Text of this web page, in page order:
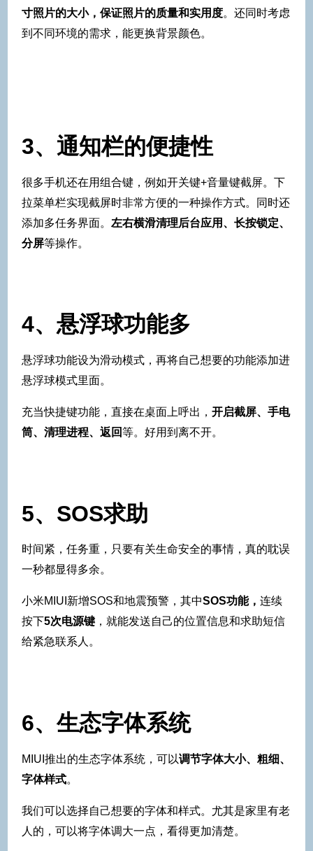
寸照片的大小，保证照片的质量和实用度。还同时考虑
到不同环境的需求，能更换背景颜色。
3、通知栏的便捷性
很多手机还在用组合键，例如开关键+音量键截屏。下
拉菜单栏实现截屏时非常方便的一种操作方式。同时还
添加多任务界面。 左右横滑清理后台应用、长按锁定、
分屏等操作。
4、悬浮球功能多
悬浮球功能设为滑动模式，再将自己想要的功能添加进
悬浮球模式里面。
充当快捷键功能，直接在桌面上呼出， 开启截屏、手电
筒、清理进程、返回等。好用到离不开。
5、SOS求助
时间紧，任务重，只要有关生命安全的事情，真的耽误
一秒都显得多余。
小米MIUI新增SOS和地震预警，其中SOS功能， 连续
按下5次电源键 ，就能发送自己的位置信息和求助短信
给紧急联系人。
6、生态字体系统
MIUI推出的生态字体系统，可以调节字体大小、粗细、
字体样式。
我们可以选择自己想要的字体和样式。尤其是家里有老
人的，可以将字体调大一点，看得更加清楚。